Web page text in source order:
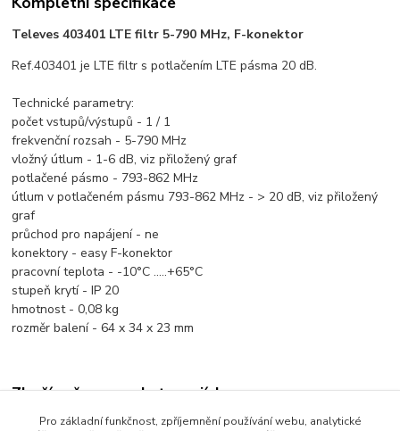
Televes 403401 LTE filtr 5-790 MHz, F-konektor
Ref.403401 je LTE filtr s potlačením LTE pásma 20 dB.
Technické parametry:
počet vstupů/výstupů - 1 / 1
frekvenční rozsah - 5-790 MHz
vložný útlum - 1-6 dB, viz přiložený graf
potlačené pásmo - 793-862 MHz
útlum v potlačeném pásmu 793-862 MHz - > 20 dB, viz přiložený
graf
průchod pro napájení - ne
konektory - easy F-konektor
pracovní teplota - -10°C .....+65°C
stupeň krytí - IP 20
hmotnost - 0,08 kg
rozměr balení - 64 x 34 x 23 mm
Zboží zařazeno v kategoriích
Rozvody TV/SAT signálu
Pro základní funkčnost, zpříjemnění používání webu, analytické